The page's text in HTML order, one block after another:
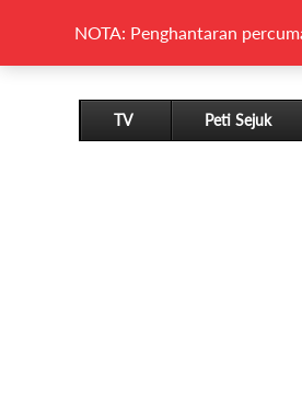
TV Peti Sejuk
NOTA: Penghantaran